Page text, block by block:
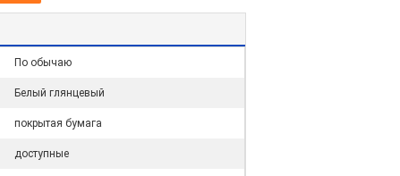
По обычаю
Белый глянцевый
покрытая бумага
доступные